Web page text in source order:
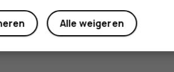
Alle weigeren